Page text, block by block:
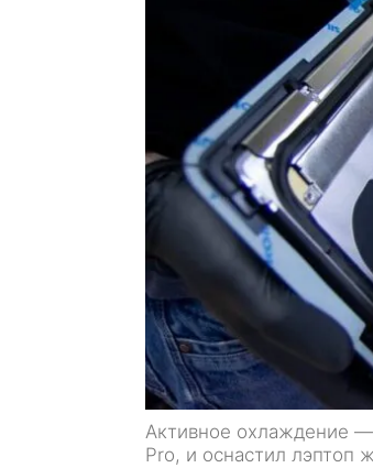
Активное охлаждение —
Pro, и оснастил лэптоп